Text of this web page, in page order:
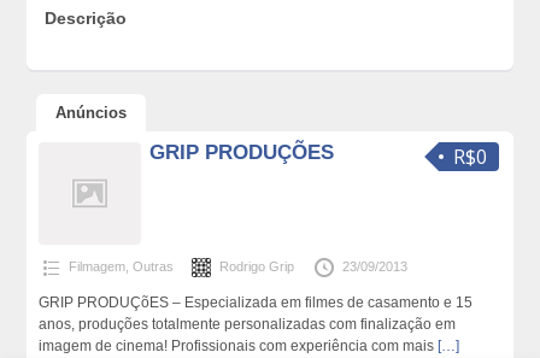
Descrição
Anúncios
R$0
GRIP PRODUÇÕES
Filmagem, Outras Rodrigo Grip 23/09/2013
GRIP PRODUÇõES – Especializada em filmes de casamento e 15
anos, produções totalmente personalizadas com finalização em
imagem de cinema! Profissionais com experiência com mais […]